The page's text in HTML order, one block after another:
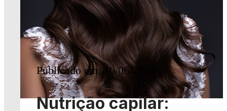
Publicado em: 10/06/2026
Nutrição capilar:
quando os fios
pedem reposição
lipídica?